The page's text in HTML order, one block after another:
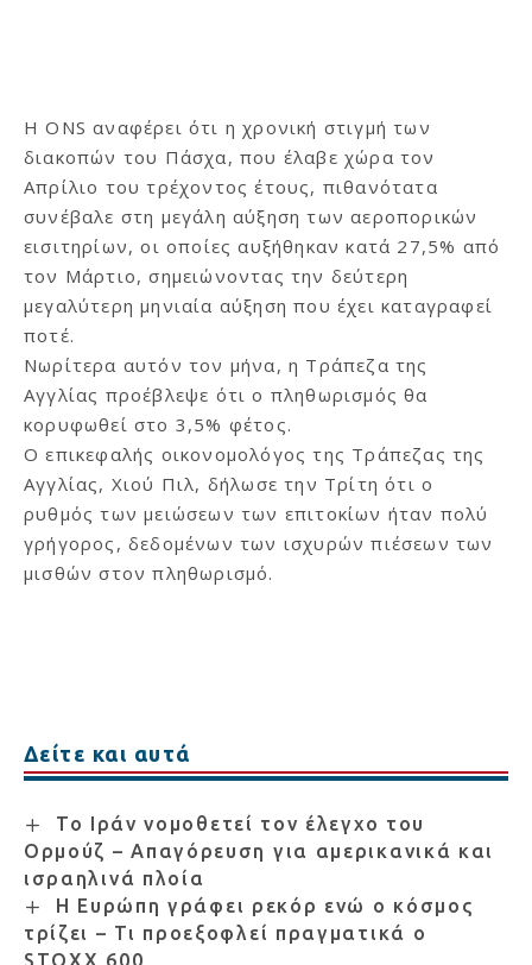
Η ONS αναφέρει ότι η χρονική στιγμή των
διακοπών του Πάσχα, που έλαβε χώρα τον
Απρίλιο του τρέχοντος έτους, πιθανότατα
συνέβαλε στη μεγάλη αύξηση των αεροπορικών
εισιτηρίων, οι οποίες αυξήθηκαν κατά 27,5% από
τον Μάρτιο, σημειώνοντας την δεύτερη
μεγαλύτερη μηνιαία αύξηση που έχει καταγραφεί
ποτέ.
Νωρίτερα αυτόν τον μήνα, η Τράπεζα της
Αγγλίας προέβλεψε ότι ο πληθωρισμός θα
κορυφωθεί στο 3,5% φέτος.
Ο επικεφαλής οικονομολόγος της Τράπεζας της
Αγγλίας, Χιού Πιλ, δήλωσε την Τρίτη ότι ο
ρυθμός των μειώσεων των επιτοκίων ήταν πολύ
γρήγορος, δεδομένων των ισχυρών πιέσεων των
μισθών στον πληθωρισμό.
Δείτε και αυτά
Το Ιράν νομοθετεί τον έλεγχο του
Ορμούζ – Απαγόρευση για αμερικανικά και
ισραηλινά πλοία
Η Ευρώπη γράφει ρεκόρ ενώ ο κόσμος
τρίζει – Τι προεξοφλεί πραγματικά ο
STOXX 600